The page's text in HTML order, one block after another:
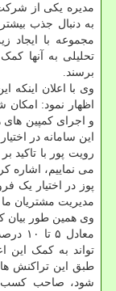
مدیره یکی از
به دنبال جذب
مجموعه با ایجاد
تحلیلی به آنها
برسند.
وی با اعلان
اظهار نمود:
و اجرای کمپین
این سامانه در
رویت پور با تاکید
می نماییم، اشاره
پوز در اختیار یک
مدیریت مشتریان
وی همین طور بیان
تواند به کمک این
طبق این تراکنش
شود، صاحب کسب